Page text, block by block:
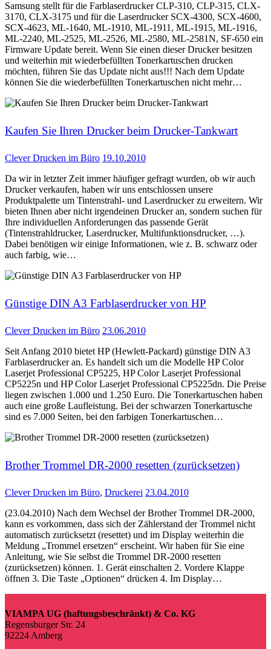
Samsung stellt für die Farblaserdrucker CLP-310, CLP-315, CLX-
3170, CLX-3175 und für die Laserdrucker SCX-4300, SCX-4600,
SCX-4623, ML-1640, ML-1910, ML-1911, ML-1915, ML-1916,
ML-2240, ML-2525, ML-2526, ML-2580, ML-2581N, SF-650 ein
Firmware Update bereit. Wenn Sie einen dieser Drucker besitzen
und weiterhin mit wiederbefüllten Tonerkartuschen drucken
möchten, führen Sie das Update nicht aus!!! Nach dem Update
können Sie die wiederbefüllten Tonerkartuschen nicht mehr…
Kaufen Sie Ihren Drucker beim Drucker-Tankwart
Clever Drucken im Büro 19.10.2010
Da wir in letzter Zeit immer häufiger gefragt wurden, ob wir auch
Drucker verkaufen, haben wir uns entschlossen unsere
Produktpalette um Tintenstrahl- und Laserdrucker zu erweitern. Wir
bieten Ihnen aber nicht irgendeinen Drucker an, sondern suchen für
Ihre individuellen Anforderungen das passende Gerät
(Tintenstrahldrucker, Laserdrucker, Multifunktionsdrucker, …).
Dabei benötigen wir einige Informationen, wie z. B. schwarz oder
auch farbig, wie…
Günstige DIN A3 Farblaserdrucker von HP
Clever Drucken im Büro 23.06.2010
Seit Anfang 2010 bietet HP (Hewlett-Packard) günstige DIN A3
Farblaserdrucker an. Es handelt sich um die Modelle HP Color
Laserjet Professional CP5225, HP Color Laserjet Professional
CP5225n und HP Color Laserjet Professional CP5225dn. Die Preise
liegen zwischen 1.000 und 1.250 Euro. Die Tonerkartuschen haben
auch eine große Laufleistung. Bei der schwarzen Tonerkartusche
sind es 7.000 Seiten, bei den farbigen Tonerkartuschen…
Brother Trommel DR-2000 resetten (zurücksetzen)
Clever Drucken im Büro, Druckerei 23.04.2010
(23.04.2010) Nach dem Wechsel der Brother Trommel DR-2000,
kann es vorkommen, dass sich der Zählerstand der Trommel nicht
automatisch zurücksetzt (resettet) und im Display weiterhin die
Meldung „Trommel ersetzen“ erscheint. Wir haben für Sie eine
Anleitung, wie Sie selbst die Trommel DR-2000 resetten
(zurücksetzen) können. 1. Gerät einschalten 2. Vordere Klappe
öffnen 3. Die Taste „Optionen“ drücken 4. Im Display…
VIAMPA UG (haftungsbeschränkt) & Co. KG
Regensburger Str. 24
92224 Amberg